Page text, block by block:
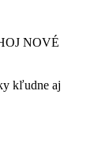
NOVÉ
kľudne aj